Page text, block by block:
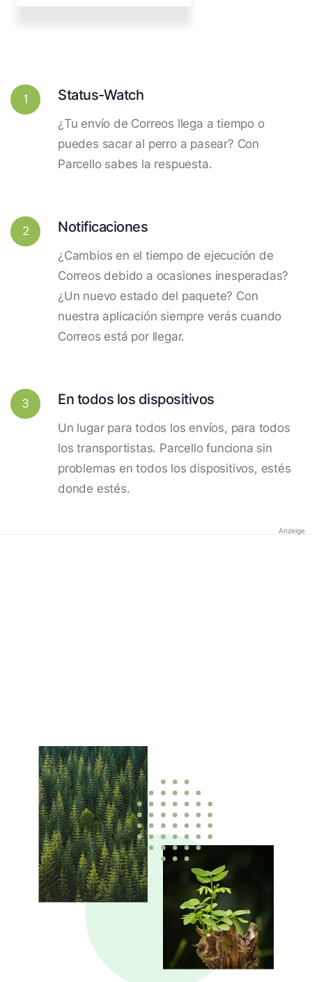
1 Status-Watch
¿Tu envío de Correos llega a tiempo o
puedes sacar al perro a pasear? Con
Parcello sabes la respuesta.
2 Notificaciones
¿Cambios en el tiempo de ejecución de
Correos debido a ocasiones inesperadas?
¿Un nuevo estado del paquete? Con
nuestra aplicación siempre verás cuando
Correos está por llegar.
3 En todos los dispositivos
Un lugar para todos los envíos, para todos
los transportistas. Parcello funciona sin
problemas en todos los dispositivos, estés
donde estés.
Anzeige